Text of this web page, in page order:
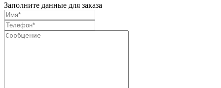
Заполните данные для заказа